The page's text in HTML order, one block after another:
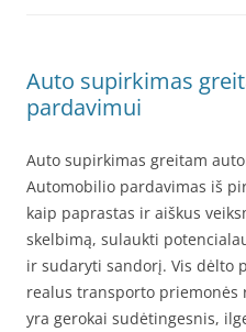
Auto supirkimas
pardavimui
Auto supirkimas greitam
Automobilio pardavimas iš
kaip paprastas ir aiškus
skelbimą, sulaukti
ir sudaryti sandorį. Vis dėlto
realus transporto priemonės
yra gerokai sudėtingesnis,